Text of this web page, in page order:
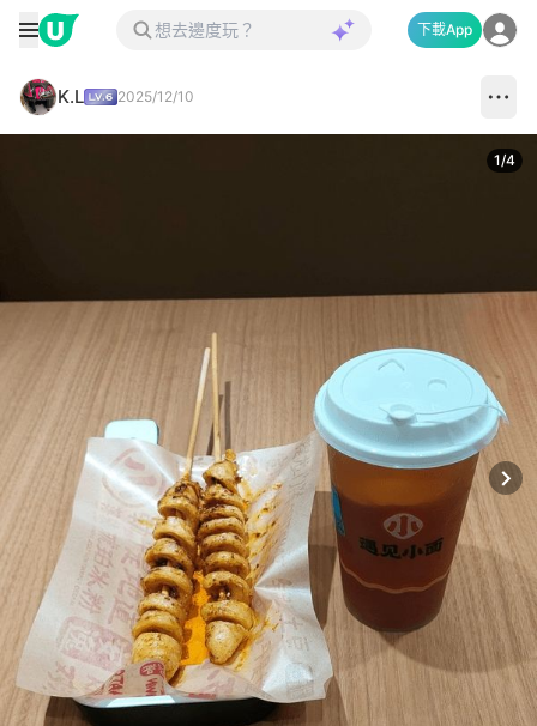
下載App
K.L 2025/12/10
1/4